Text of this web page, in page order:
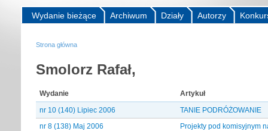
Autorzy
Działy
Archiwum
Wydanie bieżące
Strona główna
Smolorz Rafał,
Wydanie
Artykuł
nr 10 (140) Lipiec 2006
TANIE PODRÓŻOWANIE
nr 8 (138) Maj 2006
Projekty pod komisyjnym